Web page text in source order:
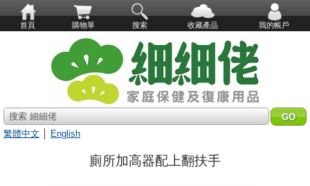
首頁 購物單 搜索 收藏產品 我的帳戶
搜索 細細佬
繁體中文
English
廁所加高器配上翻扶手